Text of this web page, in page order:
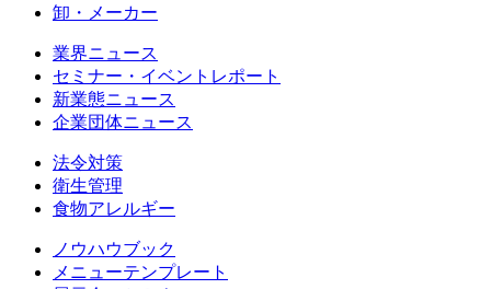
卸・メーカー
業界ニュース
セミナー・イベントレポート
新業態ニュース
企業団体ニュース
法令対策
衛生管理
食物アレルギー
ノウハウブック
メニューテンプレート